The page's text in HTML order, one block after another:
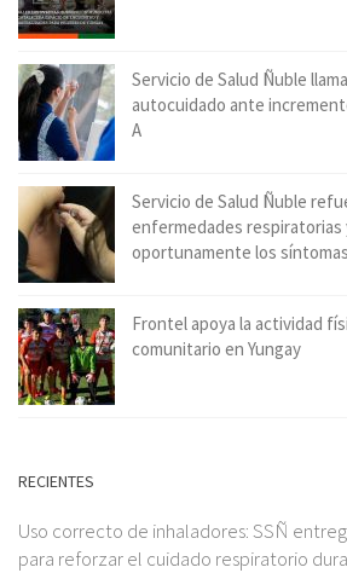
Servicio de Salud Ñuble
autocuidado ante
A
Servicio de Salud Ñuble
enfermedades respiratorias
oportunamente los
Frontel apoya la actividad
comunitario en Yungay
RECIENTES
Uso correcto de inhaladores: SSÑ
para reforzar el cuidado respiratorio